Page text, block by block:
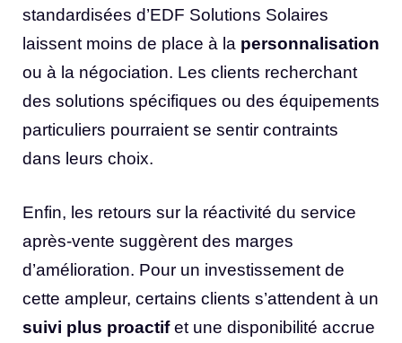
standardisées d’EDF Solutions Solaires
laissent moins de place à la personnalisation
ou à la négociation. Les clients recherchant
des solutions spécifiques ou des équipements
particuliers pourraient se sentir contraints
dans leurs choix.
Enfin, les retours sur la réactivité du service
après-vente suggèrent des marges
d’amélioration. Pour un investissement de
cette ampleur, certains clients s’attendent à un
suivi plus proactifet une disponibilité accrue